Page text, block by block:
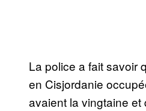
La police a fait savoir
en Cisjordanie
avaient la vingtaine et